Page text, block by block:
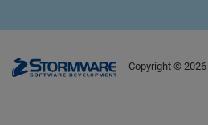
Copyright © 2026